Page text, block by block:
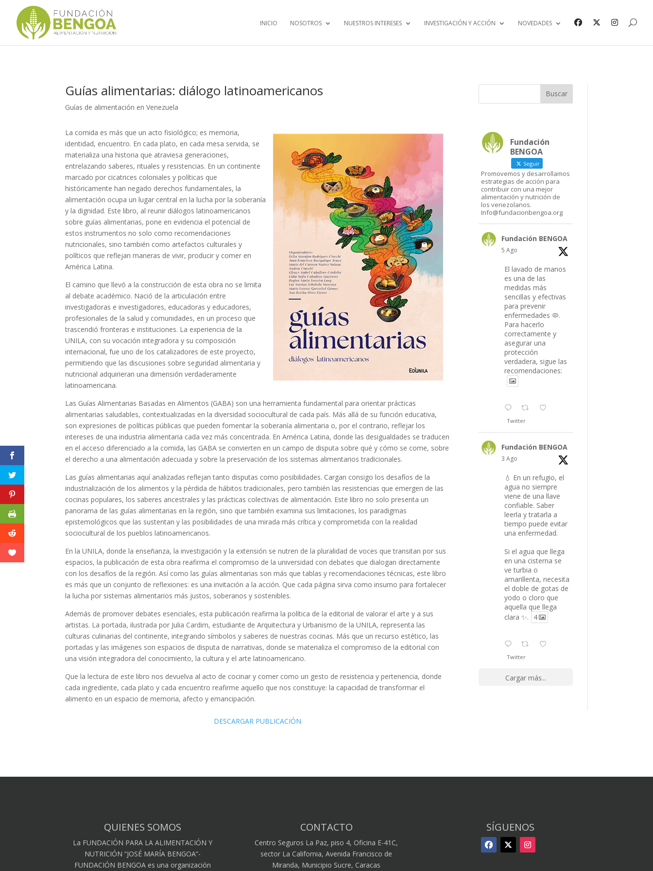
INICIO NOSOTROS NUESTROS INTERESES INVESTIGACIÓN Y ACCIÓN NOVEDADES
Guías alimentarias: diálogo latinoamericanos
Guías de alimentación en Venezuela
La comida es más que un acto fisiológico; es memoria,
identidad, encuentro. En cada plato, en cada mesa servida, se
materializa una historia que atraviesa generaciones,
entrelazando saberes, rituales y resistencias. En un continente
marcado por cicatrices coloniales y políticas que
históricamente han negado derechos fundamentales, la
alimentación ocupa un lugar central en la lucha por la soberanía
y la dignidad. Este libro, al reunir diálogos latinoamericanos
sobre guías alimentarias, pone en evidencia el potencial de
estos instrumentos no solo como recomendaciones
nutricionales, sino también como artefactos culturales y
políticos que reflejan maneras de vivir, producir y comer en
América Latina.
El camino que llevó a la construcción de esta obra no se limita
al debate académico. Nació de la articulación entre
investigadoras e investigadores, educadoras y educadores,
profesionales de la salud y comunidades, en un proceso que
trascendió fronteras e instituciones. La experiencia de la
UNILA, con su vocación integradora y su composición
internacional, fue uno de los catalizadores de este proyecto,
permitiendo que las discusiones sobre seguridad alimentaria y
nutricional adquirieran una dimensión verdaderamente
latinoamericana.
Las Guías Alimentarias Basadas en Alimentos (GABA) son una herramienta fundamental para orientar prácticas
alimentarias saludables, contextualizadas en la diversidad sociocultural de cada país. Más allá de su función educativa,
son expresiones de políticas públicas que pueden fomentar la soberanía alimentaria o, por el contrario, reflejar los
intereses de una industria alimentaria cada vez más concentrada. En América Latina, donde las desigualdades se traducen
en el acceso diferenciado a la comida, las GABA se convierten en un campo de disputa sobre qué y cómo se come, sobre
el derecho a una alimentación adecuada y sobre la preservación de los sistemas alimentarios tradicionales.
Las guías alimentarias aquí analizadas reflejan tanto disputas como posibilidades. Cargan consigo los desafíos de la
industrialización de los alimentos y la pérdida de hábitos tradicionales, pero también las resistencias que emergen de las
cocinas populares, los saberes ancestrales y las prácticas colectivas de alimentación. Este libro no solo presenta un
panorama de las guías alimentarias en la región, sino que también examina sus limitaciones, los paradigmas
epistemológicos que las sustentan y las posibilidades de una mirada más crítica y comprometida con la realidad
sociocultural de los pueblos latinoamericanos.
En la UNILA, donde la enseñanza, la investigación y la extensión se nutren de la pluralidad de voces que transitan por sus
espacios, la publicación de esta obra reafirma el compromiso de la universidad con debates que dialogan directamente
con los desafíos de la región. Así como las guías alimentarias son más que tablas y recomendaciones técnicas, este libro
es más que un conjunto de reflexiones: es una invitación a la acción. Que cada página sirva como insumo para fortalecer
la lucha por sistemas alimentarios más justos, soberanos y sostenibles.
Además de promover debates esenciales, esta publicación reafirma la política de la editorial de valorar el arte y a sus
artistas. La portada, ilustrada por Julia Cardim, estudiante de Arquitectura y Urbanismo de la UNILA, representa las
culturas culinarias del continente, integrando símbolos y saberes de nuestras cocinas. Más que un recurso estético, las
portadas y las imágenes son espacios de disputa de narrativas, donde se materializa el compromiso de la editorial con
una visión integradora del conocimiento, la cultura y el arte latinoamericano.
Que la lectura de este libro nos devuelva al acto de cocinar y comer como un gesto de resistencia y pertenencia, donde
cada ingrediente, cada plato y cada encuentro reafirme aquello que nos constituye: la capacidad de transformar el
alimento en un espacio de memoria, afecto y emancipación.
DESCARGAR PUBLICACIÓN
Fundación
BENGOA
Seguir
Promovemos y desarrollamos
estrategias de acción para
contribuir con una mejor
alimentación y nutrición de
los venezolanos.
Info@fundacionbengoa.org
Fundación BENGOA
5 Ago
El lavado de manos
es una de las
medidas más
sencillas y efectivas
para prevenir
enfermedades 🦠.
Para hacerlo
correctamente y
asegurar una
protección
verdadera, sigue las
recomendaciones:
Twitter
Fundación BENGOA
3 Ago
💧 En un refugio, el
agua no siempre
viene de una llave
confiable. Saber
leerla y tratarla a
tiempo puede evitar
una enfermedad.
Si el agua que llega
en una cisterna se
ve turbia o
amarillenta, necesita
el doble de gotas de
yodo o cloro que
aquella que llega
clara ✨.
4
Twitter
Cargar más...
QUIENES SOMOS
La FUNDACIÓN PARA LA ALIMENTACIÓN Y
NUTRICIÓN “JOSÉ MARÍA BENGOA”-
FUNDACIÓN BENGOA es una organización
CONTACTO
Centro Seguros La Paz, piso 4, Oficina E-41C,
sector La California, Avenida Francisco de
Miranda, Municipio Sucre, Caracas
SÍGUENOS